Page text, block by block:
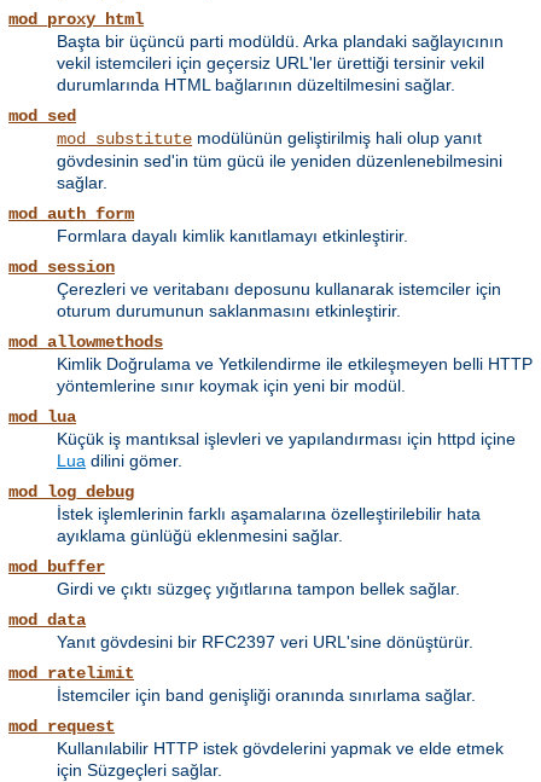
mod_proxy_html
Başta bir üçüncü parti modüldü. Arka plandaki sağlayıcının
vekil istemcileri için geçersiz URL'ler ürettiği tersinir vekil
durumlarında HTML bağlarının düzeltilmesini sağlar.
mod_sed
mod_substitute modülünün geliştirilmiş hali olup yanıt
gövdesinin sed'in tüm gücü ile yeniden düzenlenebilmesini
sağlar.
mod_auth_form
Formlara dayalı kimlik kanıtlamayı etkinleştirir.
mod_session
Çerezleri ve veritabanı deposunu kullanarak istemciler için
oturum durumunun saklanmasını etkinleştirir.
mod_allowmethods
Kimlik Doğrulama ve Yetkilendirme ile etkileşmeyen belli HTTP
yöntemlerine sınır koymak için yeni bir modül.
mod_lua
Küçük iş mantıksal işlevleri ve yapılandırması için httpd içine
Lua dilini gömer.
mod_log_debug
İstek işlemlerinin farklı aşamalarına özelleştirilebilir hata
ayıklama günlüğü eklenmesini sağlar.
mod_buffer
Girdi ve çıktı süzgeç yığıtlarına tampon bellek sağlar.
mod_data
Yanıt gövdesini bir RFC2397 veri URL'sine dönüştürür.
mod_ratelimit
İstemciler için band genişliği oranında sınırlama sağlar.
mod_request
Kullanılabilir HTTP istek gövdelerini yapmak ve elde etmek
için Süzgeçleri sağlar.